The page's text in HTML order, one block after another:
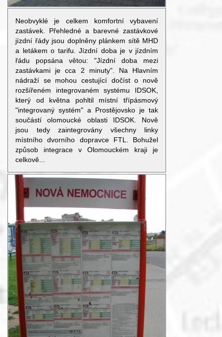
Neobvyklé je celkem komfortní vybavení
zastávek. Přehledné a barevné zastávkové
jízdní řády jsou doplněny plánkem sítě MHD
a letákem o tarifu. Jízdní doba je v jízdním
řádu popsána větou: "Jízdní doba mezi
zastávkami je cca 2 minuty". Na Hlavním
nádraží se mohou cestující dočíst o nově
rozšířeném integrovaném systému IDSOK,
který od května pohltil místní třípásmový
"integrovaný systém" a Prostějovsko je tak
součástí olomoucké oblasti IDSOK. Nově
jsou tedy zaintegrovány všechny linky
místního dvorního dopravce FTL. Bohužel
způsob integrace v Olomouckém kraji je
celkově...